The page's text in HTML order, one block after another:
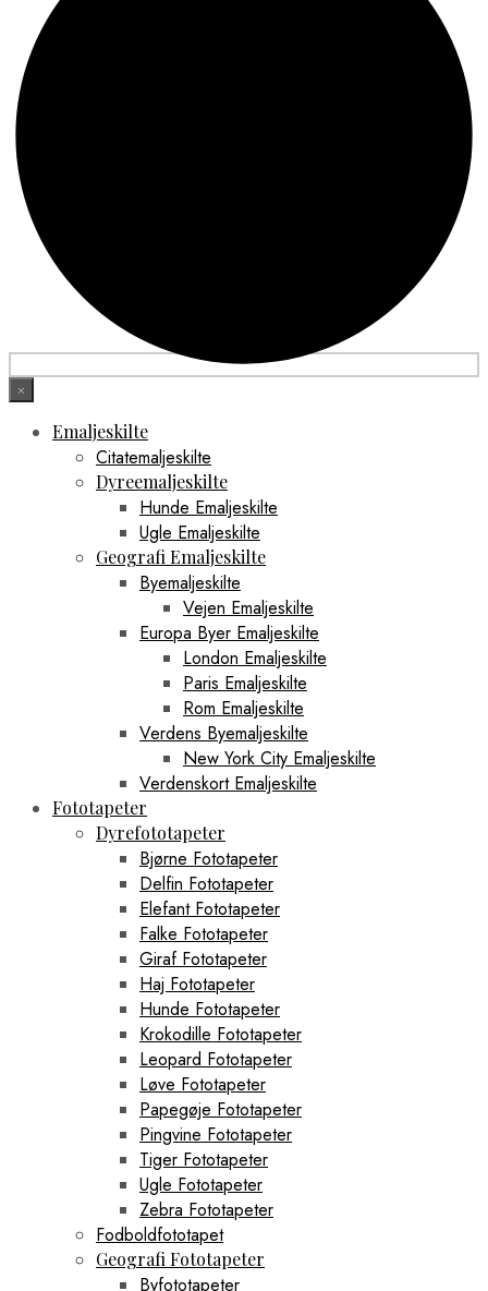
×
Emaljeskilte
Citatemaljeskilte
Dyreemaljeskilte
Hunde Emaljeskilte
Ugle Emaljeskilte
Geografi Emaljeskilte
Byemaljeskilte
Vejen Emaljeskilte
Europa Byer Emaljeskilte
London Emaljeskilte
Paris Emaljeskilte
Rom Emaljeskilte
Verdens Byemaljeskilte
New York City Emaljeskilte
Verdenskort Emaljeskilte
Fototapeter
Dyrefototapeter
Bjørne Fototapeter
Delfin Fototapeter
Elefant Fototapeter
Falke Fototapeter
Giraf Fototapeter
Haj Fototapeter
Hunde Fototapeter
Krokodille Fototapeter
Leopard Fototapeter
Løve Fototapeter
Papegøje Fototapeter
Pingvine Fototapeter
Tiger Fototapeter
Ugle Fototapeter
Zebra Fototapeter
Fodboldfototapet
Geografi Fototapeter
Byfototapeter